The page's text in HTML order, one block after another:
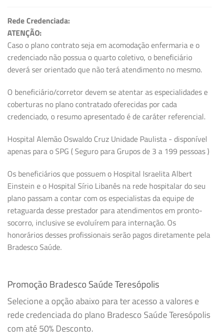
Rede Credenciada:
ATENÇÃO:
Caso o plano contrato seja em acomodação enfermaria e o
credenciado não possua o quarto coletivo, o beneficiário
deverá ser orientado que não terá atendimento no mesmo.
O beneficiário/corretor devem se atentar as especialidades e
coberturas no plano contratado oferecidas por cada
credenciado, o resumo apresentado é de caráter referencial.
Hospital Alemão Oswaldo Cruz Unidade Paulista - disponível
apenas para o SPG ( Seguro para Grupos de 3 a 199 pessoas )
Os beneficiários que possuem o Hospital Israelita Albert
Einstein e o Hospital Sírio Libanês na rede hospitalar do seu
plano passam a contar com os especialistas da equipe de
retaguarda desse prestador para atendimentos em pronto-
socorro, inclusive se evoluírem para internação. Os
honorários desses profissionais serão pagos diretamente pela
Bradesco Saúde.
Promoção Bradesco Saúde Teresópolis
Selecione a opção abaixo para ter acesso a valores e
rede credenciada do plano Bradesco Saúde Teresópolis
com até 50% Desconto.